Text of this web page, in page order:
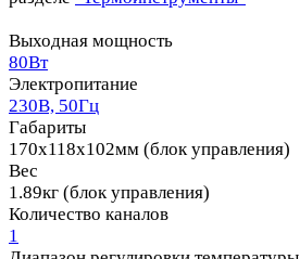
Выходная мощность
80Вт
Электропитание
230В, 50Гц
Габариты
170х118х102мм (блок управления)
Вес
1.89кг (блок управления)
Количество каналов
1